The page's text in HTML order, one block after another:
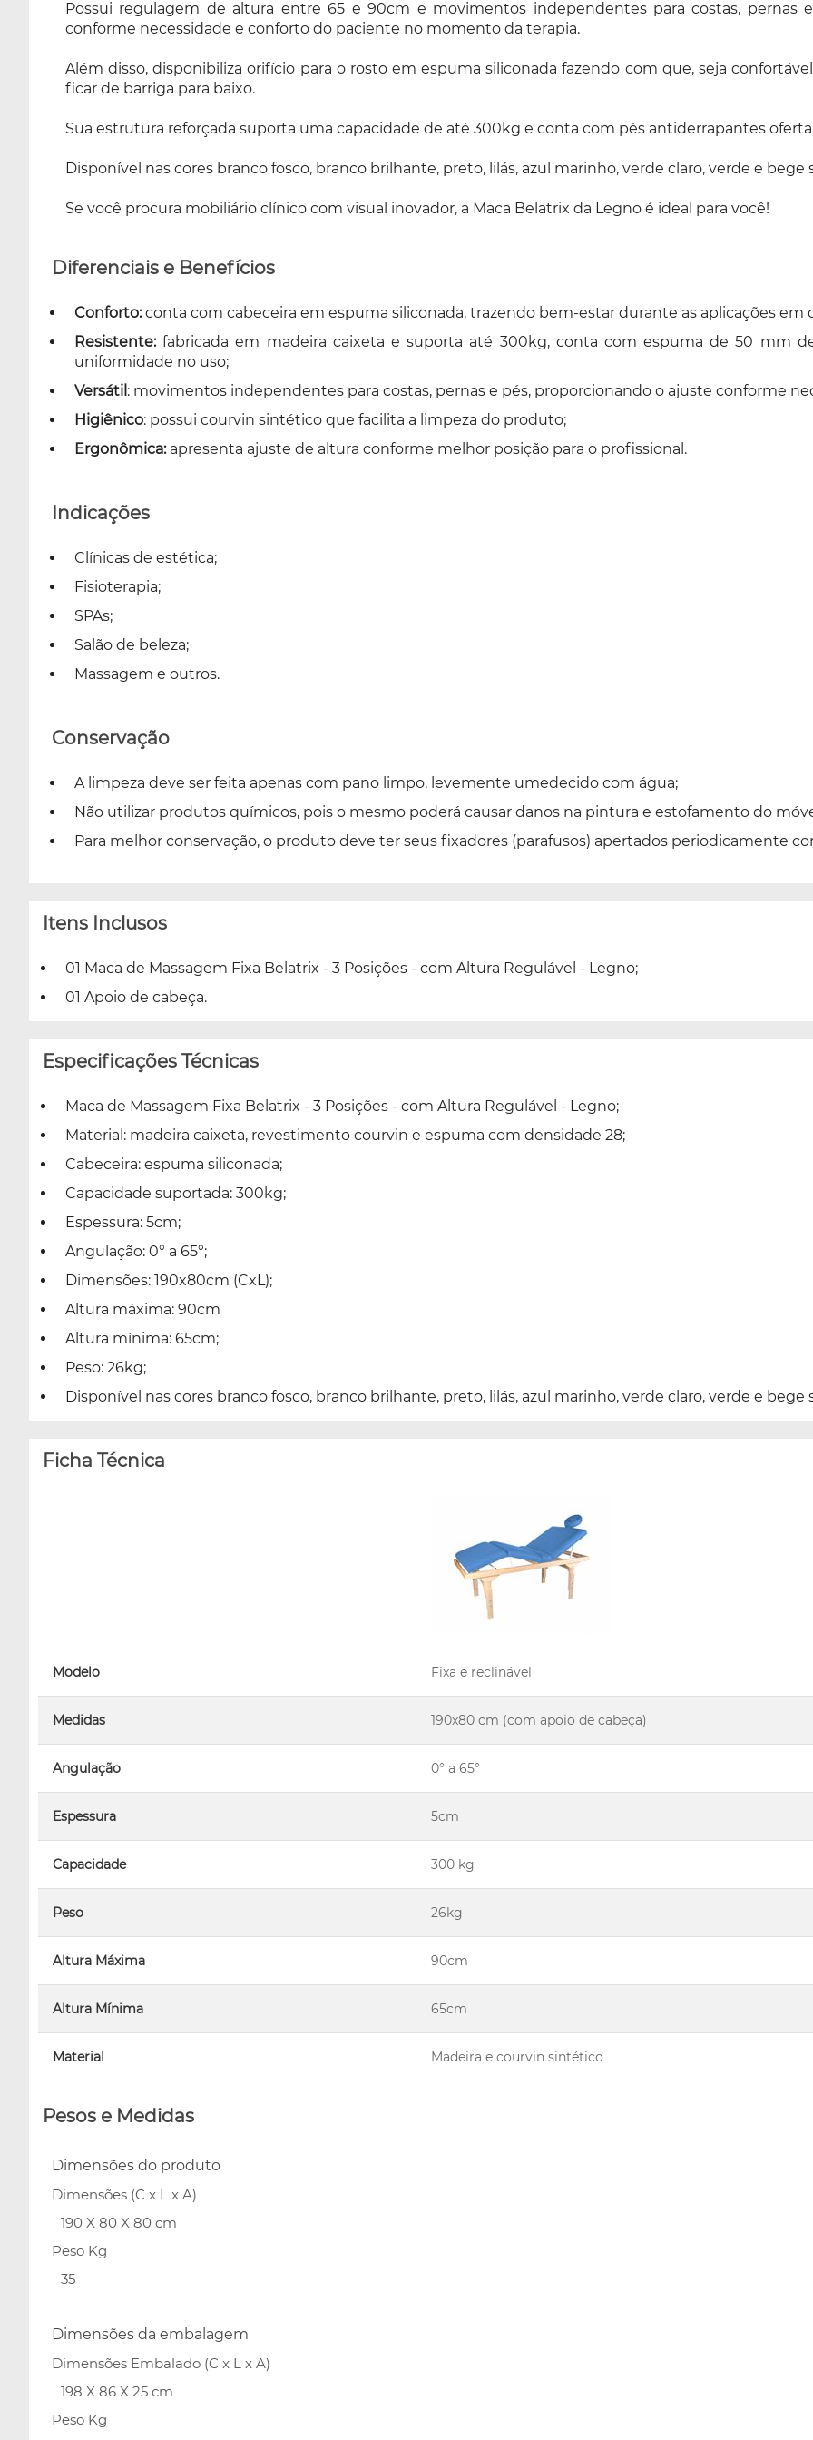
marinho, verde claro, verde e bege sendo
procura mobiliário clínico com visual
inovador, a Maca Belatrix da Legno é ideal
Possui regulagem de altura entre 65 e 90cm e movimentos independentes para costas, pernas
conforme necessidade e conforto do paciente no momento da terapia.
Além disso, disponibiliza orifício para o rosto em espuma siliconada fazendo com que, seja
ficar de barriga para baixo.
Sua estrutura reforçada suporta uma capacidade de até 300kg e conta com pés antiderrapantes
Disponível nas cores branco fosco, branco brilhante, preto, lilás, azul marinho, verde claro, verde e
Se você procura mobiliário clínico com visual inovador, a Maca Belatrix da Legno é ideal para você!
Diferenciais e Benefícios
Conforto:conta com cabeceira em espuma siliconada, trazendo bem-estar durante as aplicações em
Resistente:fabricada em madeira caixeta e suporta até 300kg, conta com espuma de 50 mm
uniformidade no uso;
Versátil : movimentos independentes para costas, pernas e pés, proporcionando o ajuste conforme
Higiênico: possui courvin sintético que facilita a limpeza do produto;
Ergonômica: apresenta ajuste de altura conforme melhor posição para o profissional.
Indicações
Clínicas de estética;
Fisioterapia;
SPAs;
Salão de beleza;
Massagem e outros.
Conservação
A limpeza deve ser feita apenas com pano limpo, levemente umedecido com água;
Não utilizar produtos químicos, pois o mesmo poderá causar danos na pintura e estofamento do
Para melhor conservação, o produto deve ter seus fixadores (parafusos) apertados periodicamente
Itens Inclusos
01 Maca de Massagem Fixa Belatrix - 3 Posições - com Altura Regulável - Legno;
01 Apoio de cabeça.
Especificações Técnicas
Maca de Massagem Fixa Belatrix - 3 Posições - com Altura Regulável - Legno;
Material: madeira caixeta, revestimento courvin e espuma com densidade 28;
Cabeceira: espuma siliconada;
Capacidade suportada: 300kg;
Espessura: 5cm;
Angulação: 0° a 65°;
Dimensões: 190x80cm (CxL);
Altura máxima: 90cm
Altura mínima: 65cm;
Peso: 26kg;
Disponível nas cores branco fosco, branco brilhante, preto, lilás, azul marinho, verde claro, verde e bege
Ficha Técnica
Modelo Fixa e reclinável
Medidas 190x80 cm (com apoio de cabeça)
Angulação 0° a 65°
Espessura 5cm
Capacidade 300 kg
Peso 26kg
Altura Máxima 90cm
Altura Mínima 65cm
Material Madeira e courvin sintético
Pesos e Medidas
Dimensões do produto
Dimensões (C x L x A)
190 X 80 X 80 cm
Peso Kg
35
Dimensões da embalagem
Dimensões Embalado (C x L x A)
198 X 86 X 25 cm
Peso Kg